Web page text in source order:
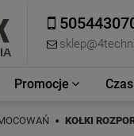
Promocje
KOŁKI